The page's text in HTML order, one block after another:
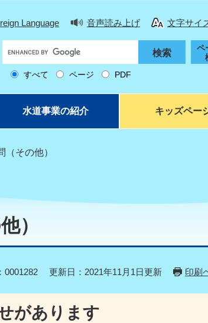
Language 音声読み上げ 文字サイ
カ
ス
すべて ページ PDF
ペ
水道事業の紹介 キッズペー
（その他）
）
0001282 更新日：2021年11月1日更新 印刷
があります